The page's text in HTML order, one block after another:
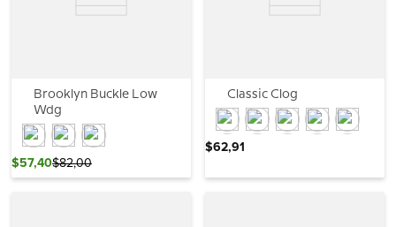
Brooklyn Buckle Low
Wdg
$57,40$82,00
Classic Clog
$62,91